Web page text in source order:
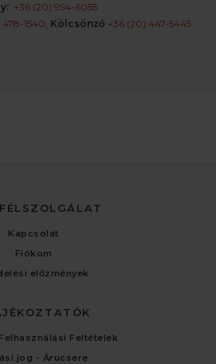
+36 (20) 954-6055
478-1540, Kölcsönző +36 (20) 447-5445
Kapcsolat
Fiókom
előzmények
Feltételek
jog - Árucsere